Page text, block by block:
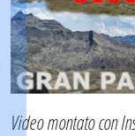
Video montato con